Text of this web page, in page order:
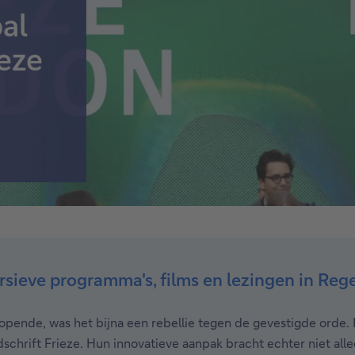
programma's, films en lezingen in
was het bijna een rebellie tegen de gevestigde
Frieze. Hun innovatieve aanpak bracht echter niet